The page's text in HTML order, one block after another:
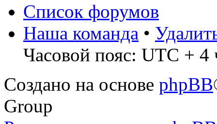
Список форумов
Наша команда •
Часовой пояс: UTC + 4
Создано на основе phpBB
Group